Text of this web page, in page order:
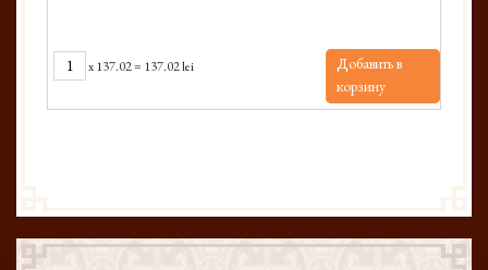
x137.02= 137.02 lei
Добавить в
корзину